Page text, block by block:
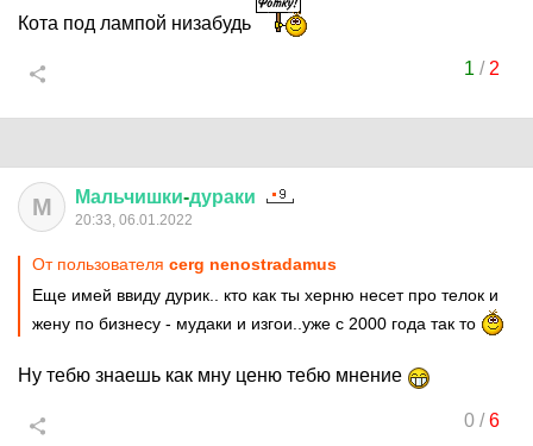
Кота под лампой низабудь
1 / 2
М Мальчишки-дураки
20:33, 06.01.2022
От пользователя cerg nenostradamus
Еще имей ввиду дурик.. кто как ты херню несет про телок и
жену по бизнесу - мудаки и изгои..уже с 2000 года так то
Ну тебю знаешь как мну ценю тебю мнение
0/6